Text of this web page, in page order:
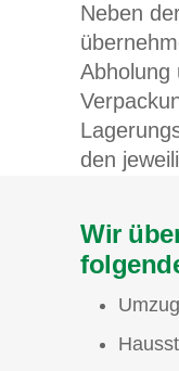
Neben
Abholung
den
Wir